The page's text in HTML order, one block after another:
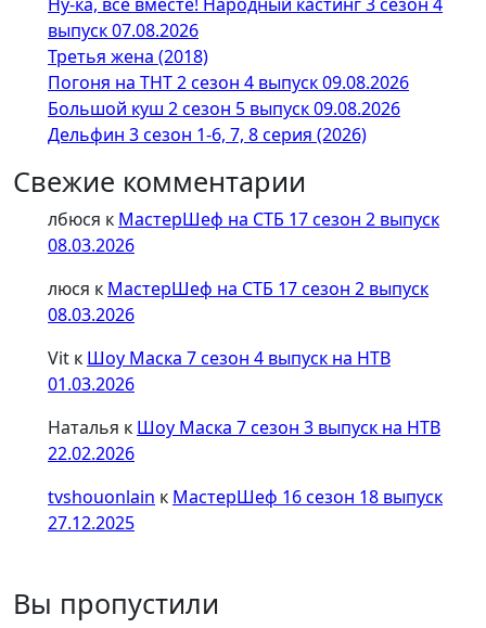
выпуск 07.08.2026
Третья жена (2018)
Погоня на ТНТ 2 сезон 4 выпуск 09.08.2026
Большой куш 2 сезон 5 выпуск 09.08.2026
Дельфин 3 сезон 1-6, 7, 8 серия (2026)
Свежие комментарии
лбюся к МастерШеф на СТБ 17 сезон 2 выпуск
08.03.2026
люся к МастерШеф на СТБ 17 сезон 2 выпуск
08.03.2026
Vit к Шоу Маска 7 сезон 4 выпуск на НТВ
01.03.2026
Наталья к Шоу Маска 7 сезон 3 выпуск на НТВ
22.02.2026
tvshouonlain к МастерШеф 16 сезон 18 выпуск
27.12.2025
Вы пропустили